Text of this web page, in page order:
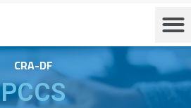
CRA-DF
PCCS